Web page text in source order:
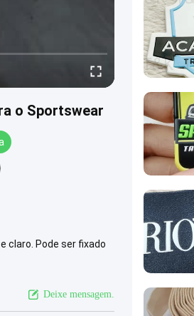
o Sportswear
claro. Pode ser fixado
Deixe mensagem.